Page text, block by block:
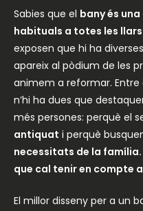
Sabies que el bany és
habituals a totes les llars
exposen que hi ha
apareix al pòdium de les
animem a reformar.
n’hi ha dues que
més persones: perquè el
antiquat i perquè
necessitats de la
que cal tenir en compte
El millor disseny per a un